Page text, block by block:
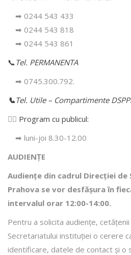
➡ 0244 543 433
➡ 0244 543 818
➡ 0244 543 861
📞 Tel. PERMANENTA
➡ 0745.300.792.
📞Tel. Utile – Compartimente
👩‍⚕️ Program cu publicul:
➡ luni-joi 8.30-12.00
AUDIENȚE
Audiențe din cadrul Direcţiei de
Prahova se vor desfăşura în
intervalul orar 12:00-14:00.
Pentru a solicita audienţe,
Secretariatului instituției o cerere
identificare, datele de contact şi o